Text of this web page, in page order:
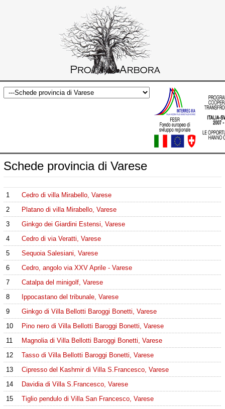
Schede provincia di Varese
1
Cedro di villa Mirabello, Varese
2
Platano di villa Mirabello, Varese
3
Ginkgo dei Giardini Estensi, Varese
4
Cedro di via Veratti, Varese
5
Sequoia Salesiani, Varese
6
Cedro, angolo via XXV Aprile - Varese
7
Catalpa del minigolf, Varese
8
Ippocastano del tribunale, Varese
9
Ginkgo di Villa Bellotti Baroggi Bonetti, Varese
10
Pino nero di Villa Bellotti Baroggi Bonetti, Varese
11
Magnolia di Villa Bellotti Baroggi Bonetti, Varese
12
Tasso di Villa Bellotti Baroggi Bonetti, Varese
13
Cipresso del Kashmir di Villa S.Francesco, Varese
14
Davidia di Villa S.Francesco, Varese
15
Tiglio pendulo di Villa San Francesco, Varese